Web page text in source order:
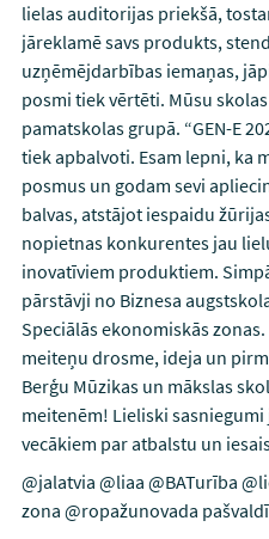
lielas auditorijas priekšā,
jāreklamē savs produkts,
uzņēmējdarbības iemaņas,
posmi tiek vērtēti. Mūsu
pamatskolas grupā. “GEN-E
tiek apbalvoti. Esam lepni, ka
posmus un godam sevi
balvas, atstājot iespaidu
nopietnas konkurentes jau
inovatīviem produktiem.
pārstāvji no Biznesa
Speciālās ekonomiskās
meiteņu drosme, ideja un
Berģu Mūzikas un mākslas
meitenēm! Lieliski sasniegumi
vecākiem par atbalstu un
@jalatvia @liaa @BATurība
zona @ropažunovada